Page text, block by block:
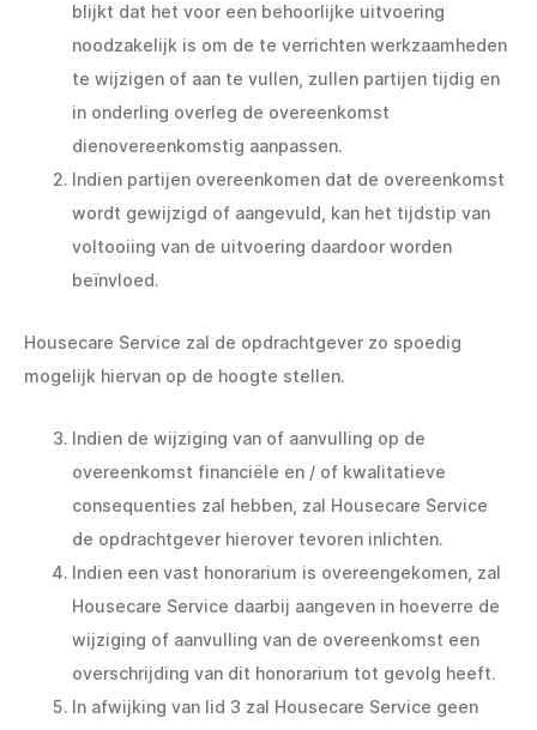
blijkt dat het voor een behoorlijke uitvoering
noodzakelijk is om de te verrichten werkzaamheden
te wijzigen of aan te vullen, zullen partijen tijdig en
in onderling overleg de overeenkomst
dienovereenkomstig aanpassen.
Indien partijen overeenkomen dat de overeenkomst
wordt gewijzigd of aangevuld, kan het tijdstip van
voltooiing van de uitvoering daardoor worden
beïnvloed.
Housecare Service zal de opdrachtgever zo spoedig
mogelijk hiervan op de hoogte stellen.
Indien de wijziging van of aanvulling op de
overeenkomst financiële en / of kwalitatieve
consequenties zal hebben, zal Housecare Service
de opdrachtgever hierover tevoren inlichten.
Indien een vast honorarium is overeengekomen, zal
Housecare Service daarbij aangeven in hoeverre de
wijziging of aanvulling van de overeenkomst een
overschrijding van dit honorarium tot gevolg heeft.
In afwijking van lid 3 zal Housecare Service geen